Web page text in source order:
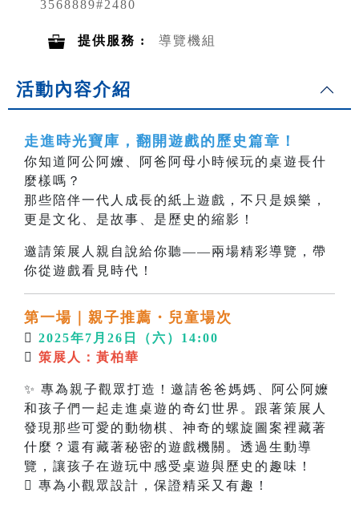
3568889#2480
提供服務 : 導覽機組
活動內容介紹
走進時光寶庫，翻開遊戲的歷史篇章！
你知道阿公阿嬤、阿爸阿母小時候玩的桌遊長什
麼樣嗎？
那些陪伴一代人成長的紙上遊戲，不只是娛樂，
更是文化、是故事、是歷史的縮影！
邀請策展人親自說給你聽——兩場精彩導覽，帶
你從遊戲看見時代！
第一場｜親子推薦・兒童場次
 2025年7月26日（六）14:00
 策展 人： 黃柏華
✨ 專為親子觀眾打造！邀請爸爸媽媽、阿公阿嬤
和孩子們一起走進桌遊的奇幻世界。跟著策展人
發現那些可愛的動物棋、神奇的螺旋圖案裡藏著
什麼？還有藏著秘密的遊戲機關。透過生動導
覽，讓孩子在遊玩中感受桌遊與歷史的趣味！
 專為小觀眾設計，保證精采又有趣！